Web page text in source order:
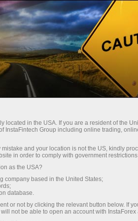
obtiene acceso a
apalancamiento de
unos de los mejores
del
como condiciones
operar con
la pista
located in the USA. If you are a resident of the
InstaFintech Group including online trading,
and your location is not the US, kindly
in order to comply with government
as the USA?
company based in the United States;
database.
or not by clicking the relevant button below. If
not be able to open an account with InstaForex